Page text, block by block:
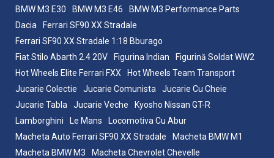
BMW M3 E30
BMW M3 E46
BMW M3 Performance Parts
Dacia
Ferrari SF90 XX Stradale
Ferrari SF90 XX Stradale 1:18 Bburago
Fiat Stilo Abarth 2.4 20V
Figurina Indian
Figurină Soldat WW2
Hot Wheels Elite Ferrari FXX
Hot Wheels Team Transport
Jucarie Colectie
Jucarie Comunista
Jucarie Cu Cheie
Jucarie Tabla
Jucarie Veche
Kyosho Nissan GT-R
Lamborghini
Le Mans
Locomotiva Cu Abur
Macheta Auto Ferrari SF90 XX Stradale
Macheta BMW M1
Macheta BMW M3
Macheta Chevrolet Chevelle